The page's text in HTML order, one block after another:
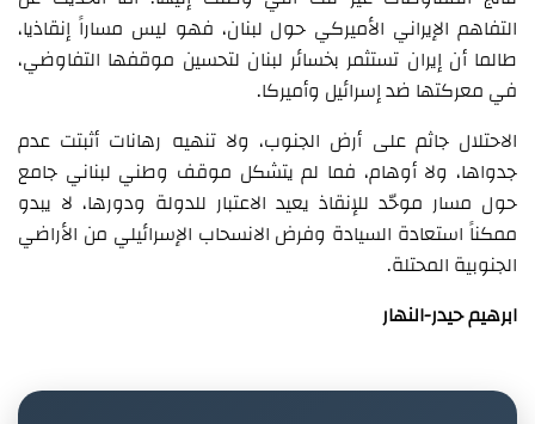
التفاهم الإيراني الأميركي حول لبنان، فهو ليس مساراً إنقاذيا،
طالما أن إيران تستثمر بخسائر لبنان لتحسين موقفها التفاوضي،
في معركتها ضد إسرائيل وأميركا.
الاحتلال جاثم على أرض الجنوب، ولا تنهيه رهانات أثبتت عدم
جدواها، ولا أوهام، فما لم يتشكل موقف وطني لبناني جامع
حول مسار موحّد للإنقاذ يعيد الاعتبار للدولة ودورها، لا يبدو
ممكناً استعادة السيادة وفرض الانسحاب الإسرائيلي من الأراضي
الجنوبية المحتلة.
ابرهيم حيدر-النهار